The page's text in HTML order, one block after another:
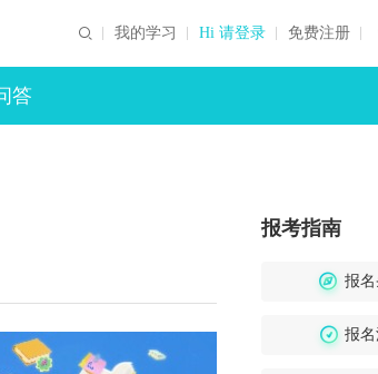
我的学习 Hi 请登录 免费注册
答
报考指南
报
报